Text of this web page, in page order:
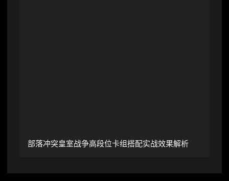
部落冲突皇室战争高段位卡组搭配实战效果解析